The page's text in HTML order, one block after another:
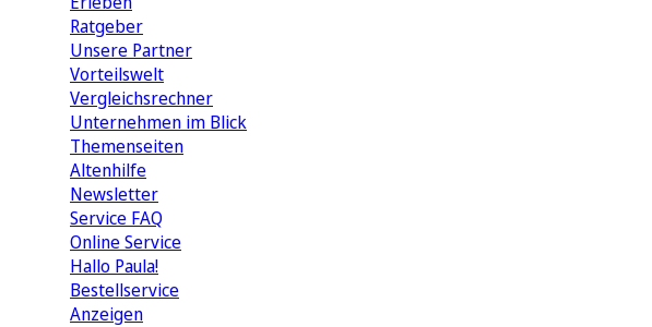
Ratgeber
Unsere Partner
Vorteilswelt
Vergleichsrechner
Unternehmen im Blick
Themenseiten
Altenhilfe
Newsletter
Service FAQ
Online Service
Hallo Paula!
Bestellservice
Anzeigen